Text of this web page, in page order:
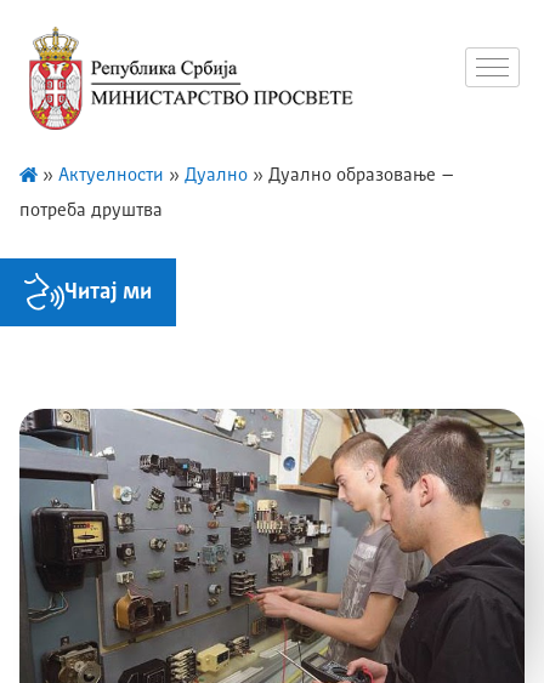
» Актуелности » Дуално » Дуално образовање –
потреба друштва
Читај ми